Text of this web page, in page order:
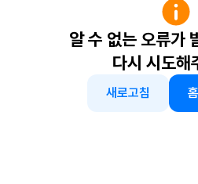
알 수 없는 오류가
다시 시도해
새로고침